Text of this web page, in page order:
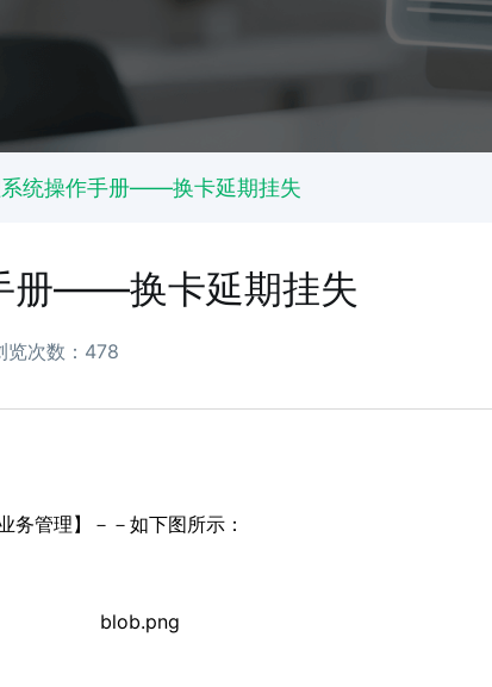
系统操作手册——换卡延期挂失
册——换卡延期挂失
览次数：478
务管理】－－如下图所示：